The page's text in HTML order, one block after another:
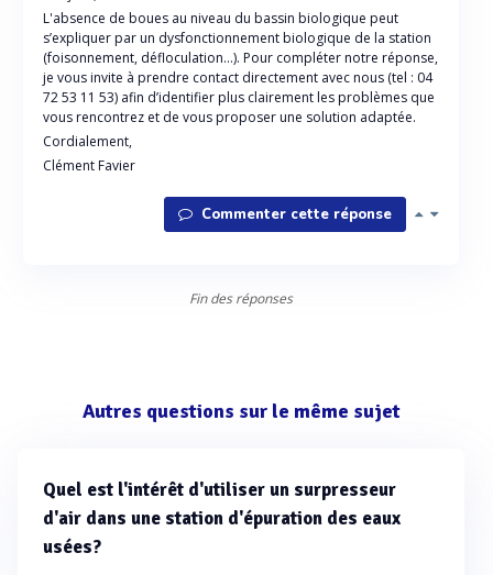
L'absence de boues au niveau du bassin biologique peut
s’expliquer par un dysfonctionnement biologique de la station
(foisonnement, défloculation…). Pour compléter notre réponse,
je vous invite à prendre contact directement avec nous (tel : 04
72 53 11 53) afin d’identifier plus clairement les problèmes que
vous rencontrez et de vous proposer une solution adaptée.
Cordialement,
Clément Favier
Commenter cette réponse
Fin des réponses
Autres questions sur le même sujet
Quel est l'intérêt d'utiliser un surpresseur
d'air dans une station d'épuration des eaux
usées?